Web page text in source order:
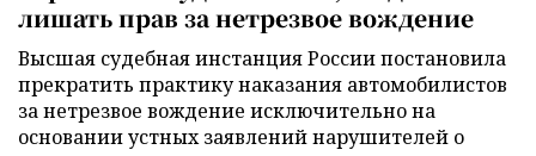
лишать прав за нетрезвое вождение
Высшая судебная инстанция России постановила
прекратить практику наказания автомобилистов
за нетрезвое вождение исключительно на
основании устных заявлений нарушителей о